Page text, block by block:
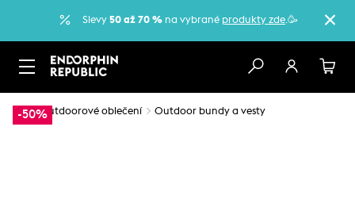
Slevy 50 až 70 % na vybrané produkty zde.🥳
-50%
… Outdoorové oblečení Outdoor bundy a vesty